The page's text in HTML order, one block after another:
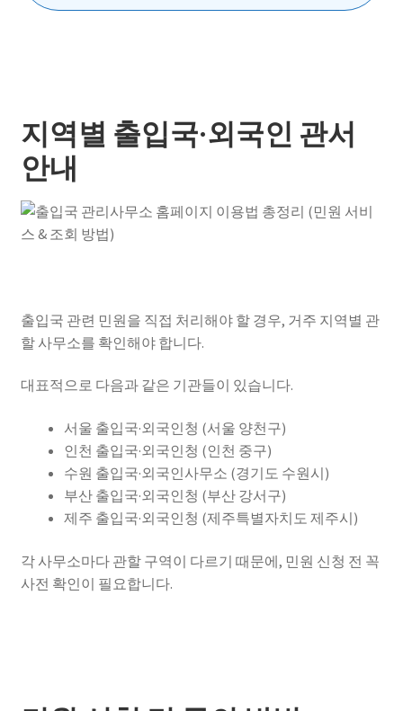
지역별 출입국·외국인 관서
안내
출입국 관련 민원을 직접 처리해야 할 경우, 거주 지역별 관
할 사무소를 확인해야 합니다.
대표적으로 다음과 같은 기관들이 있습니다.
서울 출입국·외국인청 (서울 양천구)
인천 출입국·외국인청 (인천 중구)
수원 출입국·외국인사무소 (경기도 수원시)
부산 출입국·외국인청 (부산 강서구)
제주 출입국·외국인청 (제주특별자치도 제주시)
각 사무소마다 관할 구역이 다르기 때문에, 민원 신청 전 꼭
사전 확인이 필요합니다.